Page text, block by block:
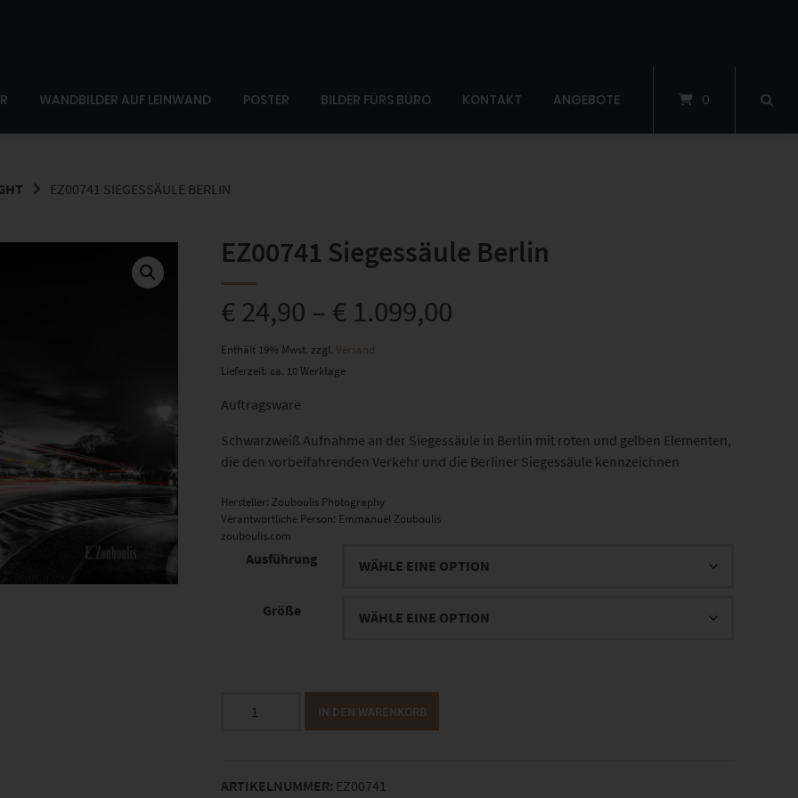
WANDBILDER AUF LEINWAND POSTER BILDER FÜRS BÜRO KONTAKT ANGEBOTE 0
EZ00741 SIEGESSÄULE BERLIN
EZ00741 Siegessäule Berlin
€24,90 – € 1.099,00
Enthält 19% Mwst. zzgl. Versand
Lieferzeit: ca. 10 Werktage
Auftragsware
Schwarzweiß Aufnahme an der Siegessäule in Berlin mit roten und gelben Elementen,
die den vorbeifahrenden Verkehr und die Berliner Siegessäule kennzeichnen
Hersteller: Zouboulis Photography
Verantwortliche Person: Emmanuel Zouboulis
zouboulis.com
Ausführung
Größe
IN DEN WARENKORB
ARTIKELNUMMER: EZ00741